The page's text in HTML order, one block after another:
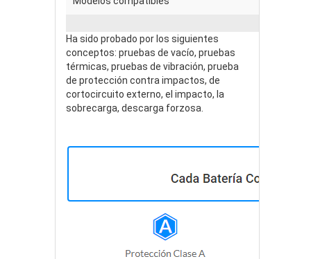
Ha sido probado por los siguientes
conceptos: pruebas de vacío, pruebas
térmicas, pruebas de vibración, prueba
de protección contra impactos, de
cortocircuito externo, el impacto, la
sobrecarga, descarga forzosa.